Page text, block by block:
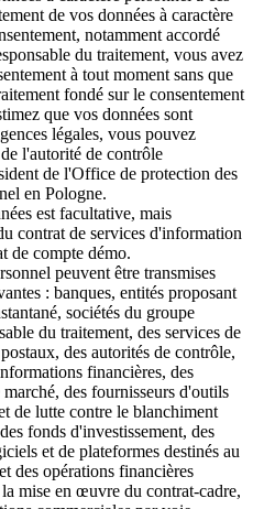
de vos données à caractère
notamment accordé
du traitement, vous avez
à tout moment sans que
fondé sur le consentement
que vos données sont
légales, vous pouvez
l'autorité de contrôle
de l'Office de protection des
en Pologne.
est facultative, mais
contrat de services d'information
de compte démo.
peuvent être transmises
: banques, entités proposant
sociétés du groupe
du traitement, des services de
des autorités de contrôle,
financières, des
des fournisseurs d'outils
de lutte contre le blanchiment
fonds d'investissement, des
et de plateformes destinés au
des opérations financières
mise en œuvre du contrat-cadre,